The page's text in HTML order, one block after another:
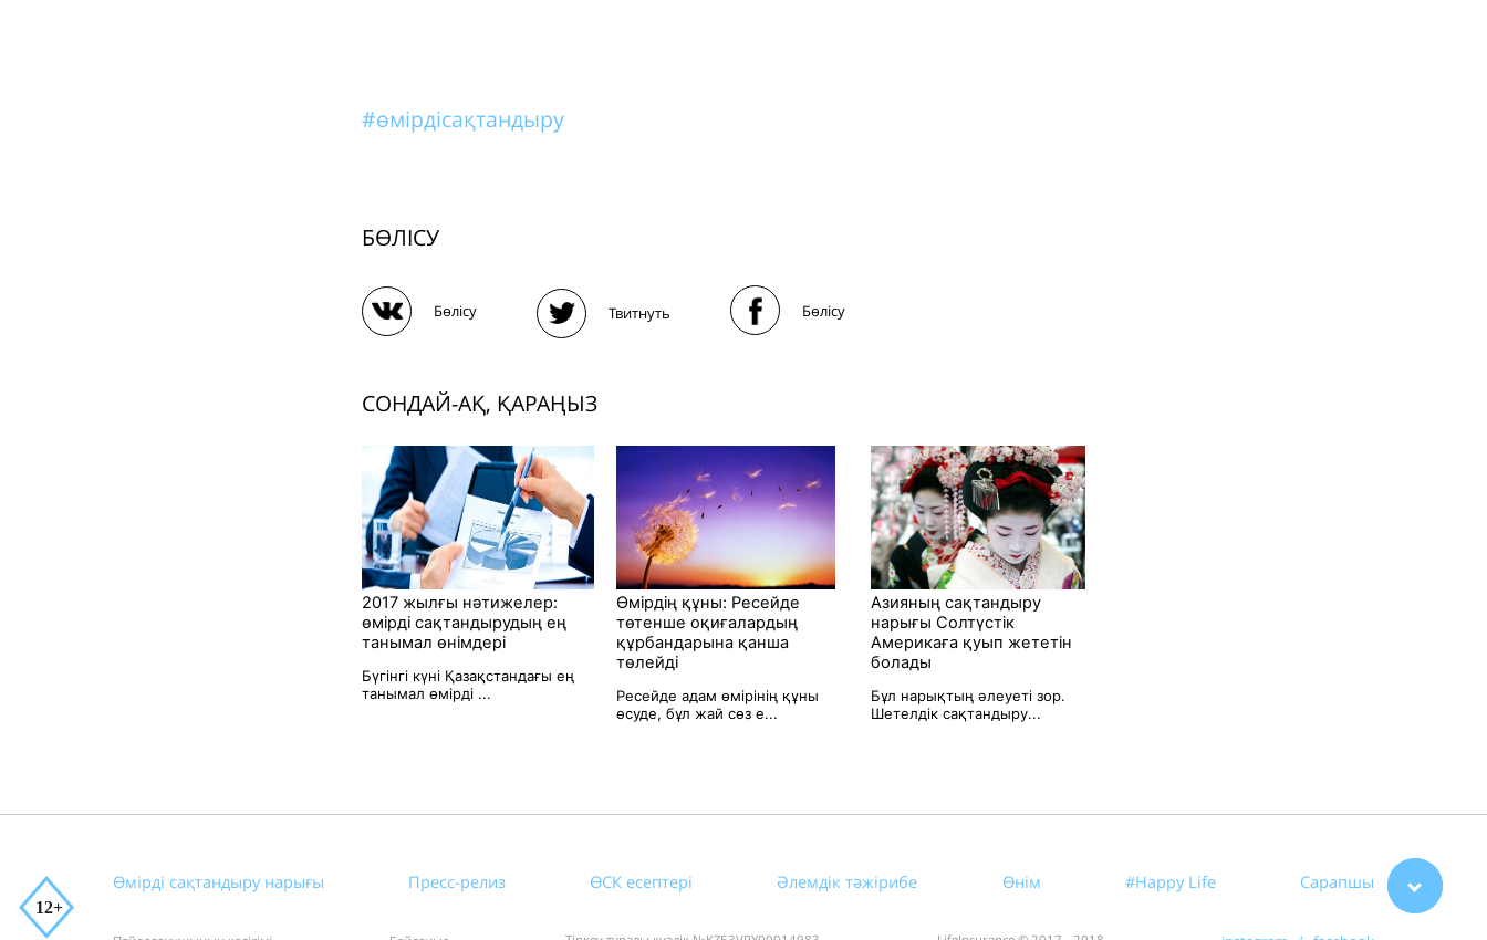
#өмірдісақтандыру
БӨЛІСУ
Бөлісу Твитнуть Бөлісу
СОНДАЙ-АҚ, ҚАРАҢЫЗ
2017 жылғы нәтижелер:
өмірді сақтандырудың ең
танымал өнімдері
Бүгінгі күні Қазақстандағы ең
танымал өмірді ...
Өмірдің құны: Ресейде
төтенше оқиғалардың
құрбандарына қанша
төлейді
Ресейде адам өмірінің құны
өсуде, бұл жай сөз е...
Азияның сақтандыру
нарығы Солтүстік
Америкаға қуып жететін
болады
Бұл нарықтың әлеуеті зор.
Шетелдік сақтандыру...
Өмірді сақтандыру нарығы Пресс-релиз ӨСК есептері Әлемдік тәжірибе Өнім #Happy Life Сарапшы